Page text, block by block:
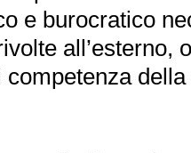
e burocratico
all’esterno,